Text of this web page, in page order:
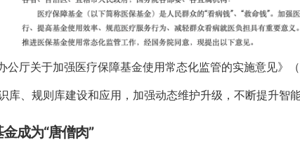
公厅关于加强医疗保障基金使用常态化监管的实施意见》
库、规则库建设和应用，加强动态维护升级，不断提升智能
成为“唐僧肉”